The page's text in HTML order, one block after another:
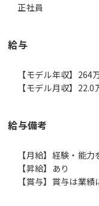
正社員
給与
【モデル年収】264
【モデル月収】
給与備考
【月給】経験・能
【昇給】あり
【賞与】賞与は業績